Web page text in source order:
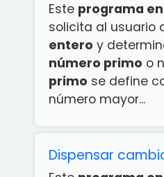
Este programa
solicita al usuario
entero y
número primo o
primo se define
número mayor...
Dispensar